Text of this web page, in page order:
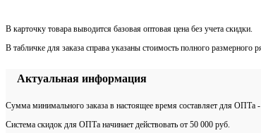
В карточку товара выводится базовая оптовая цена без учета скидки.
В табличке для заказа справа указаны стоимость полного размерного
Актуальная информация
Сумма минимального заказа в настоящее время составляет для ОПТа -
Система скидок для ОПТа начинает действовать от 50 000 руб.